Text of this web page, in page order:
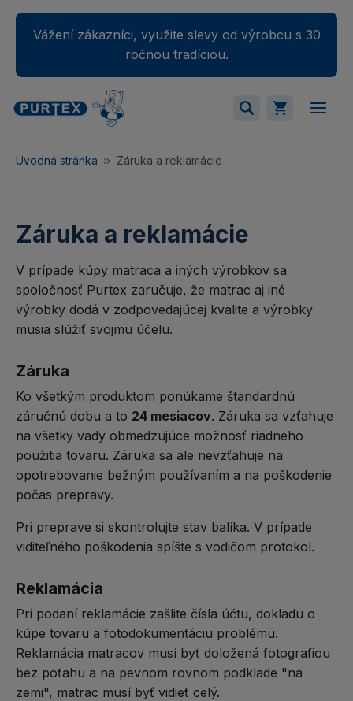
Vážení zákazníci, využite slevy od výrobcu s 30
ročnou tradíciou.
Váš nákupný košík je momentálne prázdny.
Úvodná stránka Záruka a reklamácie
Záruka a reklamácie
V prípade kúpy matraca a iných výrobkov sa
spoločnosť Purtex zaručuje, že matrac aj iné
výrobky dodá v zodpovedajúcej kvalite a výrobky
musia slúžiť svojmu účelu.
Záruka
Ko všetkým produktom ponúkame štandardnú
záručnú dobu a to 24 mesiacov. Záruka sa vzťahuje
na všetky vady obmedzujúce možnosť riadneho
použitia tovaru. Záruka sa ale nevzťahuje na
opotrebovanie bežným používaním a na poškodenie
počas prepravy.
Pri preprave si skontrolujte stav balíka. V prípade
viditeľného poškodenia spíšte s vodičom protokol.
Reklamácia
Pri podaní reklamácie zašlite čísla účtu, dokladu o
kúpe tovaru a fotodokumentáciu problému.
Reklamácia matracov musí byť doložená fotografiou
bez poťahu a na pevnom rovnom podklade "na
zemi", matrac musí byť vidieť celý.